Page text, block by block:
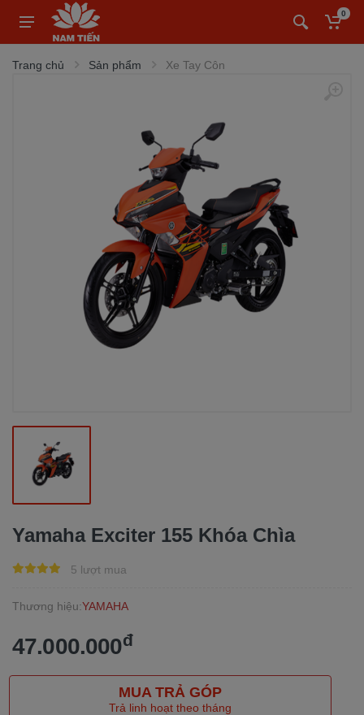
0
Trang chủ Sản phẩm Xe Tay Côn
Yamaha Exciter 155 Khóa Chìa
5 lượt mua
Thương hiệu:YAMAHA
47.000.000đ
MUA TRẢ GÓP
Trả linh hoạt theo tháng